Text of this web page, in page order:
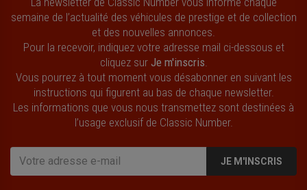
semaine de l’actualité des véhicules de prestige et de collection
et des nouvelles annonces.
Pour la recevoir, indiquez votre adresse mail ci-dessous et
cliquez sur Je m'inscris
Vous pourrez à tout moment vous désabonner en suivant les
instructions qui figurent au bas de chaque newsletter.
Les informations que vous nous transmettez sont destinées à
l’usage exclusif de Classic Number.
JE M'INSCRIS